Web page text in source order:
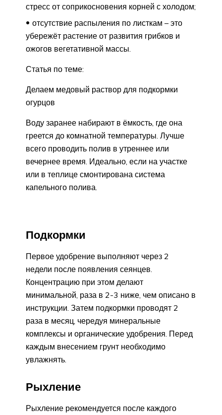
стресс от соприкосновения корней с холодом;
отсутствие распыления по листкам – это
убережёт растение от развития грибков и
ожогов вегетативной массы.
Статья по теме:
Делаем медовый раствор для подкормки
огурцов
Воду заранее набирают в ёмкость, где она
греется до комнатной температуры. Лучше
всего проводить полив в утреннее или
вечернее время. Идеально, если на участке
или в теплице смонтирована система
капельного полива.
Подкормки
Первое удобрение выполняют через 2
недели после появления сеянцев.
Концентрацию при этом делают
минимальной, раза в 2-3 ниже, чем описано в
инструкции. Затем подкормки проводят 2
раза в месяц, чередуя минеральные
комплексы и органические удобрения. Перед
каждым внесением грунт необходимо
увлажнять.
Рыхление
Рыхление рекомендуется после каждого